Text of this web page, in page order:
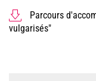
Parcours
vulgarisés"